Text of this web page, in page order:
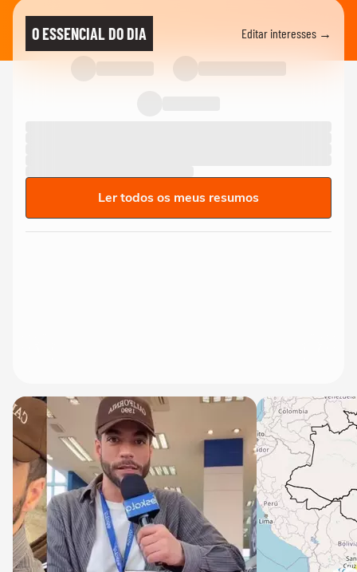
O ESSENCIAL DO DIA Editar interesses →
Ler todos os meus resumos